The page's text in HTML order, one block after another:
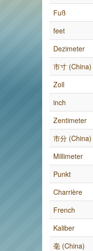
Fuß
feet
Dezimeter
市寸 (China)
Zoll
inch
Zentimeter
市分 (China)
Millimeter
Punkt
Charrière
French
Kaliber
毫 (China)